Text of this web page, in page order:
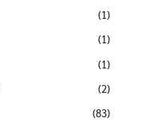
(1)
(1)
(1)
(2)
(83)